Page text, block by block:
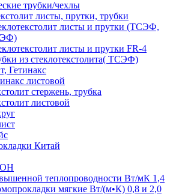
трубки/чехлы
листы, прутки, трубки
листы и прутки (ТСЭФ,
листы и прутки FR-4
из стеклотекстолита( ТСЭФ)
Гетинакс
листовой
стержень, трубка
листовой
Китай
теплопроводности Вт/мК 1,4
мягкие Вт/(м•К) 0,8 и 2,0